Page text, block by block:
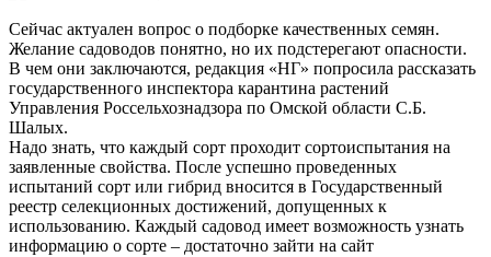
Сейчас актуален вопрос о подборке качественных семян.
Желание садоводов понятно, но их подстерегают опасности.
В чем они заключаются, редакция «НГ» попросила рассказать
государственного инспектора карантина растений
Управления Россельхознадзора по Омской области С.Б.
Шалых.
Надо знать, что каждый сорт проходит сортоиспытания на
заявленные свойства. После успешно проведенных
испытаний сорт или гибрид вносится в Государственный
реестр селекционных достижений, допущенных к
использованию. Каждый садовод имеет возможность узнать
информацию о сорте – достаточно зайти на сайт